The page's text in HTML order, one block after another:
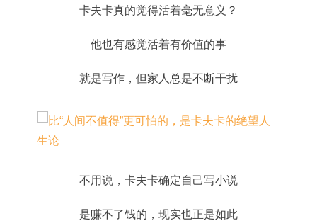
卡夫卡真的觉得活着毫无意义？
他也有感觉活着有价值的事
就是写作，但家人总是不断干扰
不用说，卡夫卡确定自己写小说
是赚不了钱的，现实也正是如此